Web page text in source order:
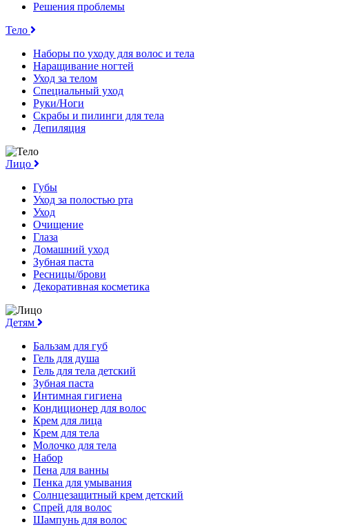
Решения проблемы
Тело
Наборы по уходу для волос и тела
Наращивание ногтей
Уход за телом
Специальный уход
Руки/Ноги
Скрабы и пилинги для тела
Депиляция
Лицо
Губы
Уход за полостью рта
Уход
Очищение
Глаза
Домашний уход
Зубная паста
Ресницы/брови
Декоративная косметика
Детям
Бальзам для губ
Гель для душа
Гель для тела детский
Зубная паста
Интимная гигиена
Кондиционер для волос
Крем для лица
Крем для тела
Молочко для тела
Набор
Пена для ванны
Пенка для умывания
Солнцезащитный крем детский
Спрей для волос
Шампунь для волос